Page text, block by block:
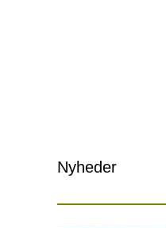
Nyheder